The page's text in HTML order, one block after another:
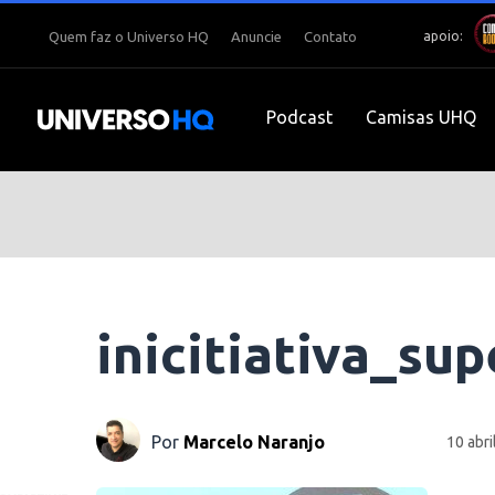
Quem faz o Universo HQ Anuncie Contato apoio:
Podcast Camisas UHQ
Por Marcelo Naranjo 10